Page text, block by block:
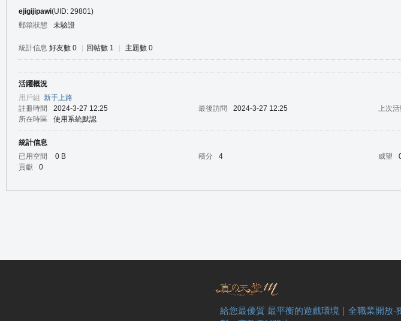
ejigijipawi(UID: 29801)
郵箱狀態
未驗證
統計信息 好友數 0 回帖數 1 主題數 0
活躍概況
用戶組 新手上路
註冊時間
2024-3-27 12:25 最後訪問 2024-3-27 12:25 上次活
所在時區
使用系統默認
統計信息
已用空間
0 B 積分 4 威望
貢獻
0
給您最優質 最平衡的遊戲環境｜全職業開放